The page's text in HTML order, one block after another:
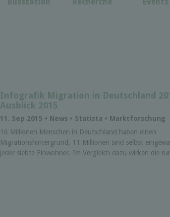
Infografik Migration in Deutschland
Ausblick 2015
11. Sep 2015 • News • Statista • Marktforschung
16 Millionen Menschen in Deutschland haben einen
Migrationshintergrund, 11 Millionen sind selbst
jeder siebte Einwohner. Im Vergleich dazu wirken die